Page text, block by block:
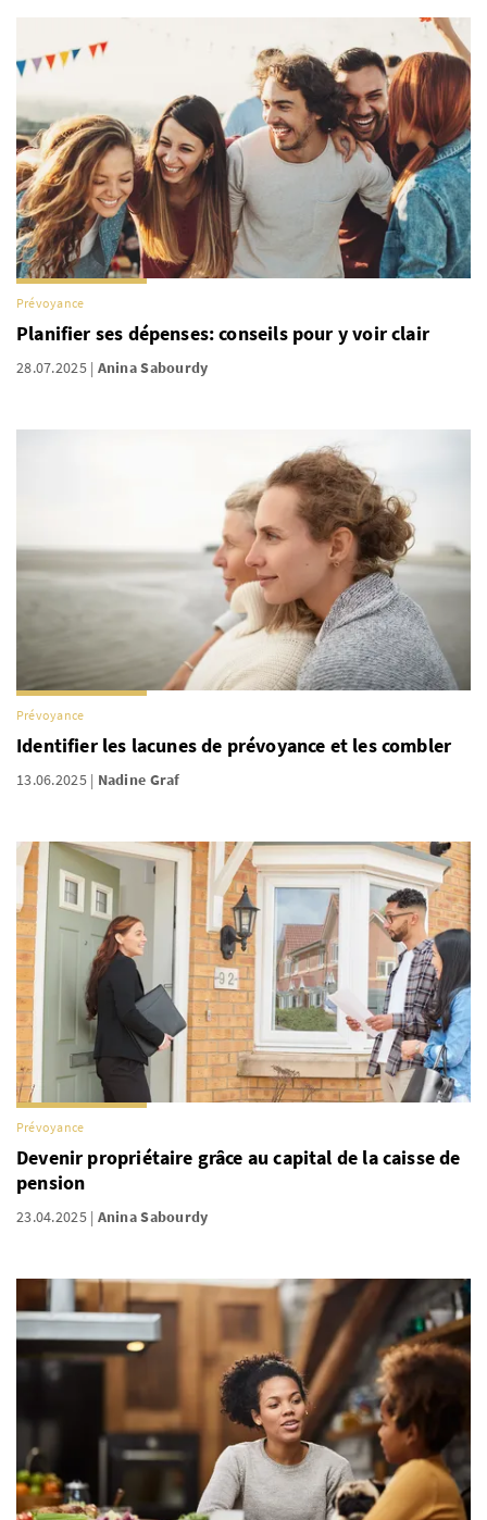
Prévoyance
Planifier ses dépenses: conseils pour y voir clair
28.07.2025 Anina Sabourdy
Prévoyance
Identifier les lacunes de prévoyance et les combler
13.06.2025 Nadine Graf
Prévoyance
Devenir propriétaire grâce au capital de la caisse de
pension
23.04.2025 Anina Sabourdy